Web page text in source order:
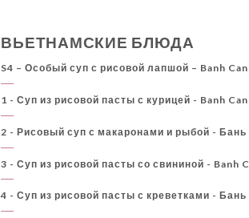
ВЬЕТНАМСКИЕ БЛЮДА
S4 – Особый суп с рисовой лапшой – Banh
1 - Суп из рисовой пасты с курицей - Banh
2 - Рисовый суп с макаронами и рыбой - Бань
3 - Суп из рисовой пасты со свининой - Banh
4 - Суп из рисовой пасты с креветками - Бань